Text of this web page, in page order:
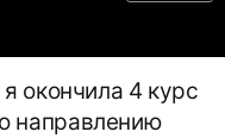
окончила 4 курс
направлению